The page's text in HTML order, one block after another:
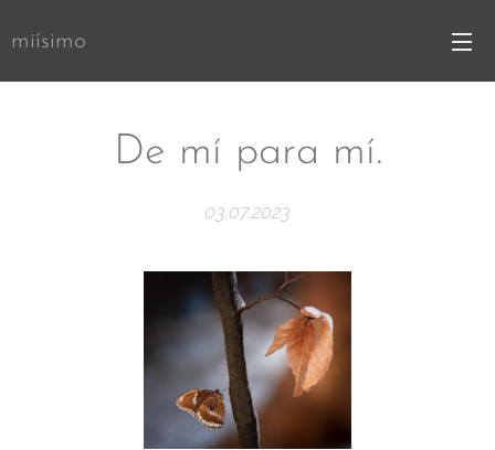
miísimo
De mí para mí.
03.07.2023